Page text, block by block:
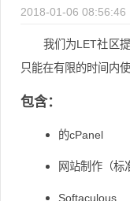
2018-01-06 08:56:46
我们为LET社区
只能在有限的时间内使
包含：
的cPanel
网站制作（标
Softaculous